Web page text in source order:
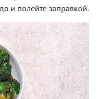
и полейте заправкой.